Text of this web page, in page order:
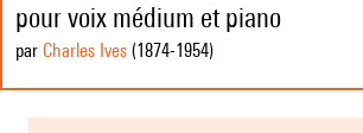
pour voix médium et piano
par Charles Ives (1874-1954)